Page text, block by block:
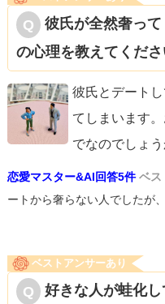
彼氏が全然奢っ
の心理を教えてくださ
彼氏とデート
てしまいます
でなのでしょ
恋愛マスター&AI回答5件 ベス
ートから奢らない人でしたが
ベストアンサーあり
好きな人が蛙化